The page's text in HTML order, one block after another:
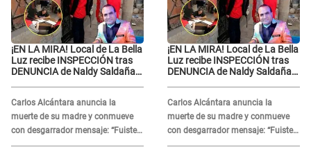
¡EN LA MIRA! Local de La Bella
Luz recibe INSPECCIÓN tras
DENUNCIA de Naldy Saldaña
Carlos Alcántara anuncia la
muerte de su madre y conmueve
con desgarrador mensaje: “Fuiste
una gran mujer”
¡EN LA MIRA! Local de La Bella
Luz recibe INSPECCIÓN tras
DENUNCIA de Naldy Saldaña
Carlos Alcántara anuncia la
muerte de su madre y conmueve
con desgarrador mensaje: “Fuiste
una gran mujer”